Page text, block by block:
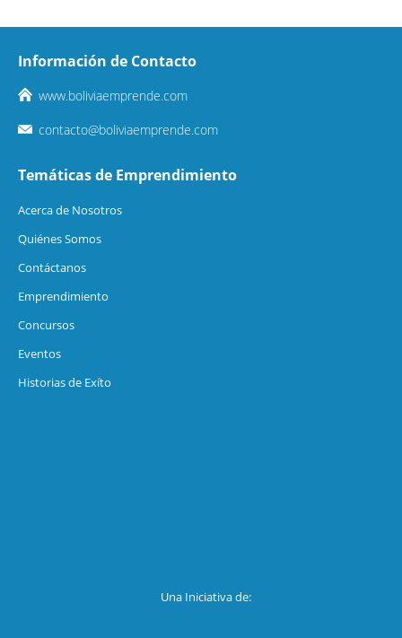
Información de Contacto
www.boliviaemprende.com
contacto@boliviaemprende.com
Temáticas de Emprendimiento
Acerca de Nosotros
Quiénes Somos
Contáctanos
Emprendimiento
Concursos
Eventos
Historias de Exíto
Una Iniciativa de: